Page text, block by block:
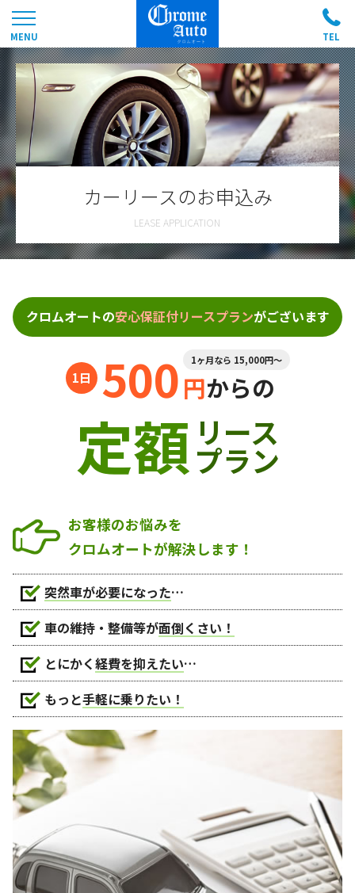
カーリースのお申込み
クロムオートの安心保証付リースプランがございます
500 1ヶ月なら 15,000円～
円からの
定額 リース
プラン
お客様のお悩みを
クロムオートが解決します！
突然車が必要になった…
車の維持・整備等が面倒くさい！
とにかく経費を抑えたい…
もっと手軽に乗りたい！